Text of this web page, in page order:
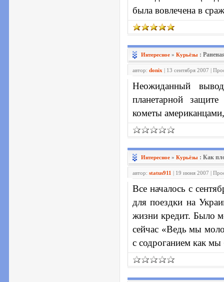
была вовлечена в
Интересное » Курьёзы :
автор: donix | 13 сентября 2007 |
Неожиданный
планетарной
кометы
Интересное » Курьёзы : Как
автор: status911 | 19 июня 2007 |
Все началось с
для поездки на
жизни кредит. Было
сейчас «Ведь мы
с содроганием как